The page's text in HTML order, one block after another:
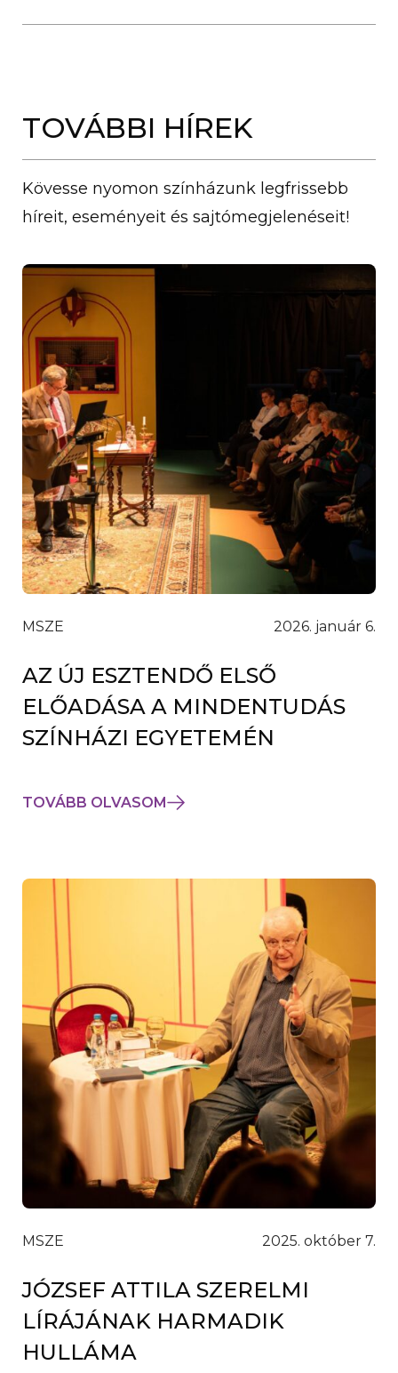
TOVÁBBI HÍREK
Kövesse nyomon színházunk legfrissebb
híreit, eseményeit és sajtómegjelenéseit!
MSZE 2026. január 6.
AZ ÚJ ESZTENDŐ ELSŐ
ELŐADÁSA A MINDENTUDÁS
SZÍNHÁZI EGYETEMÉN
TOVÁBB OLVASOM
MSZE 2025. október 7.
JÓZSEF ATTILA SZERELMI
LÍRÁJÁNAK HARMADIK
HULLÁMA